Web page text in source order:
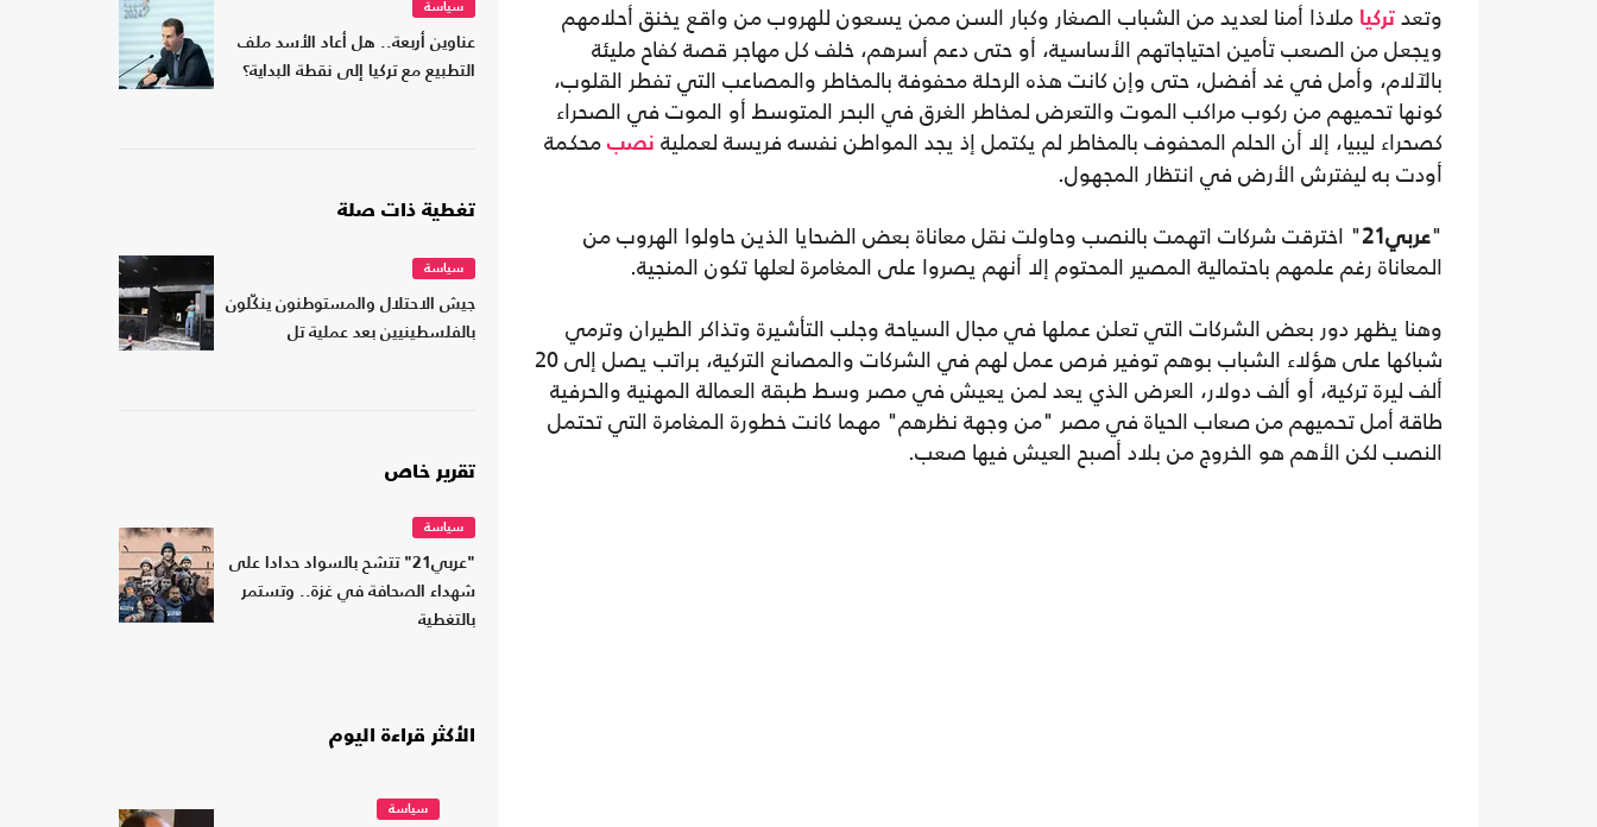
وتعد تركيا ملاذا أمنا لعديد من الشباب الصغار وكبار السن ممن يسعون للهروب من واقع يخنق أحلامهم
ويجعل من الصعب تأمين احتياجاتهم الأساسية، أو حتى دعم أسرهم، خلف كل مهاجر قصة كفاح مليئة
بالآلام، وأمل في غد أفضل، حتى وإن كانت هذه الرحلة محفوفة بالمخاطر والمصاعب التي تفطر القلوب،
كونها تحميهم من ركوب مراكب الموت والتعرض لمخاطر الغرق في البحر المتوسط أو الموت في الصحراء
كصحراء ليبيا، إلا أن الحلم المحفوف بالمخاطر لم يكتمل إذ يجد المواطن نفسه فريسة لعملية نصب محكمة
أودت به ليفترش الأرض في انتظار المجهول.
"عربي21
" اخترقت شركات اتهمت بالنصب وحاولت نقل معاناة بعض الضحايا الذين حاولوا الهروب من
المعاناة رغم علمهم باحتمالية المصير المحتوم إلا أنهم يصروا على المغامرة لعلها تكون المنجية.
وهنا يظهر دور بعض الشركات التي تعلن عملها في مجال السياحة وجلب التأشيرة وتذاكر الطيران وترمي
شباكها على هؤلاء الشباب بوهم توفير فرص عمل لهم في الشركات والمصانع التركية، براتب يصل إلى 20
ألف ليرة تركية، أو ألف دولار، العرض الذي يعد لمن يعيش في مصر وسط طبقة العمالة المهنية والحرفية
طاقة أمل تحميهم من صعاب الحياة في مصر "من وجهة نظرهم" مهما كانت خطورة المغامرة التي تحتمل
النصب لكن الأهم هو الخروج من بلاد أصبح العيش فيها صعب.
سياسة
عناوين أربعة.. هل أعاد الأسد ملف
التطبيع مع تركيا إلى نقطة البداية؟
تغطية ذات صلة
سياسة
جيش الاحتلال والمستوطنون ينكّلون
بالفلسطينيين بعد عملية تل
تقرير خاص
سياسة
"عربي21" تتشح بالسواد حدادا على
شهداء الصحافة في غزة.. وتستمر
بالتغطية
الأكثر قراءة اليوم
سياسة